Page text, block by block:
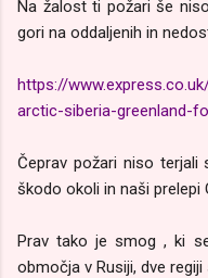
Na žalost ti požari še
gori na oddaljenih in
https://
arctic-siberia-greenland-
Čeprav požari niso terjali
škodo okoli in naši prelepi
Prav tako je smog , ki
območja v Rusiji, dve